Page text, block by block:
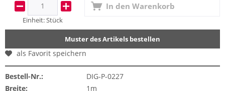
Einheit:Stück
In den Warenkorb
Muster des Artikels bestellen
als Favorit speichern
Bestell-Nr.:
DIG-P-0227
Breite:
1m